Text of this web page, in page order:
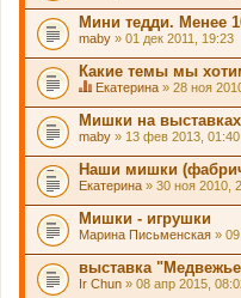
Мини тедди. Менее
maby » 01 дек 2011, 19:23
Какие темы мы
а
н
н
а
я
т
м
а
с
о
д
е
Екатерина » 28 ноя
Мишки на выставках
maby » 13 фев 2013, 01:40
Наши мишки
Екатерина » 30 ноя 2010,
Мишки - игрушки
Марина Письменская »
выставка
Ir Chun » 08 апр 2015,